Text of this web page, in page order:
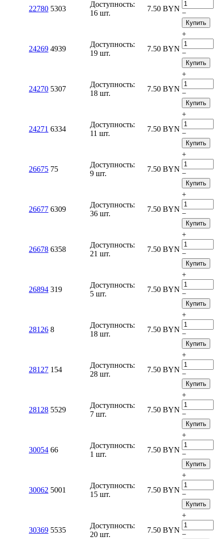
22780 5303
Доступность:
16 шт.
7.50 BYN
−
Купить
24269 4939
Доступность:
19 шт.
7.50 BYN
+
−
Купить
24270 5307
Доступность:
18 шт.
7.50 BYN
+
−
Купить
24271 6334
Доступность:
11 шт.
7.50 BYN
+
−
Купить
26675 75
Доступность:
9 шт.
7.50 BYN
+
−
Купить
26677 6309
Доступность:
36 шт.
7.50 BYN
+
−
Купить
26678 6358
Доступность:
21 шт.
7.50 BYN
+
−
Купить
26894 319
Доступность:
5 шт.
7.50 BYN
+
−
Купить
28126 8
Доступность:
18 шт.
7.50 BYN
+
−
Купить
28127 154
Доступность:
28 шт.
7.50 BYN
+
−
Купить
28128 5529
Доступность:
7 шт.
7.50 BYN
+
−
Купить
30054 66
Доступность:
1 шт.
7.50 BYN
+
−
Купить
30062 5001
Доступность:
15 шт.
7.50 BYN
+
−
Купить
30369 5535
Доступность:
20 шт.
7.50 BYN
+
−